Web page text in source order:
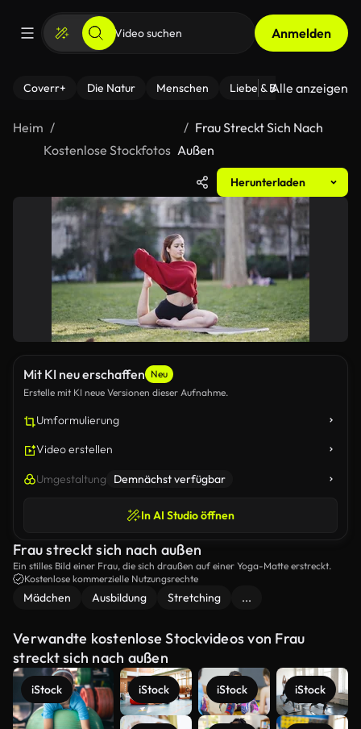
Anmelden
Coverr+ Die Natur Menschen Liebe & Beziehungen
Alle anzeigen
Heim
Kostenlose Stockfotos
Frau Streckt Sich Nach
Außen
Herunterladen
Mit KI neu erschaffen Neu
Erstelle mit KI neue Versionen dieser Aufnahme.
Umformulierung
Video erstellen
Umgestaltung Demnächst verfügbar
In AI Studio öffnen
Frau streckt sich nach außen
Ein stilles Bild einer Frau, die sich draußen auf einer Yoga-Matte erstreckt.
Kostenlose kommerzielle Nutzungsrechte
Mädchen Ausbildung Stretching ...
Verwandte kostenlose Stockvideos von Frau
streckt sich nach außen
iStock iStock iStock iStock